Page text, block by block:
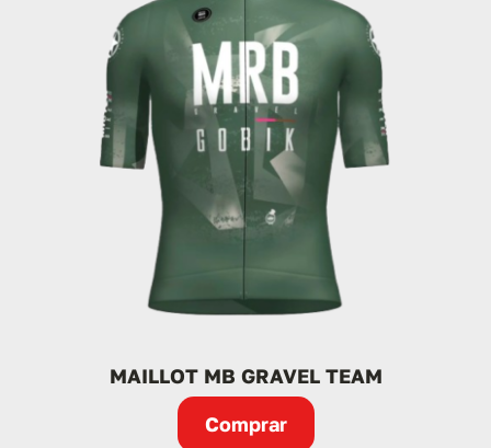
MAILLOT MB GRAVEL TEAM
Comprar